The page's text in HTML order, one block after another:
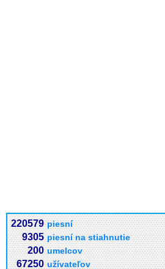
220579 piesní
9305 piesní na stiahnutie
200 umelcov
67250 užívateľov